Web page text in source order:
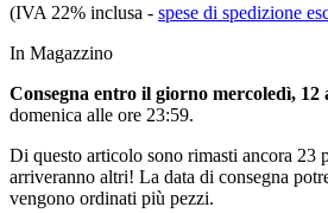
(IVA 22% inclusa - spese di spedizione
In Magazzino
Consegna entro il giorno mercoledì, 12
domenica alle ore 23:59.
Di questo articolo sono rimasti ancora 23
arriveranno altri! La data di consegna
vengono ordinati più pezzi.